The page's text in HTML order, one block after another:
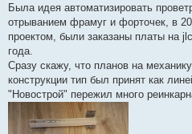
о
щ
е
и
е
Была идея автоматизировать
отрыванием фрамуг и форточек, в
проектом, были заказаны платы на
года.
Сразу скажу, что планов на
конструкции тип был принят как
"Новострой" пережил много